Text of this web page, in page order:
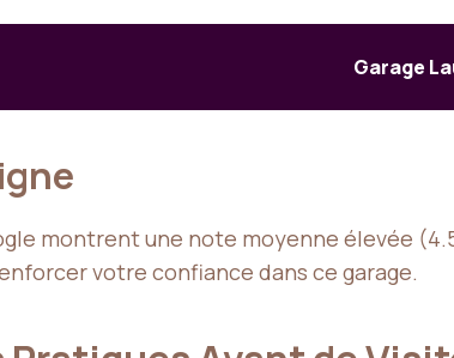
Garage
montrent une note moyenne élevée
votre confiance dans ce garage.